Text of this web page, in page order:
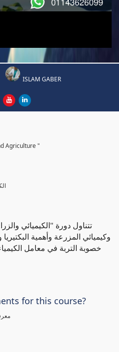
ISLAM GABER
Agriculture "
"
تتناول دورة "الكيميائي
وكيميائي المزرعة وأهمية
خصوبة التربة في معامل
for this course?